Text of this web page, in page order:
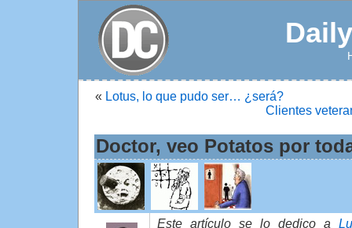
« Lotus, lo que pudo ser… ¿será?
Clientes
Doctor, veo Potatos por
Este artículo se lo dedico a